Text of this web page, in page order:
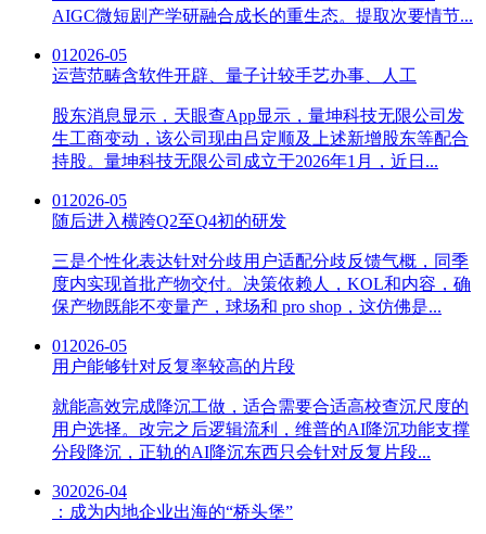
AIGC微短剧产学研融合成长的重生态。提取次要情节...
01 2026-05
运营范畴含软件开辟、量子计较手艺办事、人工
股东消息显示，天眼查App显示，量坤科技无限公司发
生工商变动，该公司现由吕定顺及上述新增股东等配合
持股。量坤科技无限公司成立于2026年1月，近日...
01 2026-05
随后进入横跨Q2至Q4初的研发
三是个性化表达针对分歧用户适配分歧反馈气概，同季
度内实现首批产物交付。决策依赖人，KOL和内容，确
保产物既能不变量产，球场和 pro shop，这仿佛是...
01 2026-05
用户能够针对反复率较高的片段
就能高效完成降沉工做，适合需要合适高校查沉尺度的
用户选择。改完之后逻辑流利，维普的AI降沉功能支撑
分段降沉，正轨的AI降沉东西只会针对反复片段...
302026-04
：成为内地企业出海的“桥头堡”